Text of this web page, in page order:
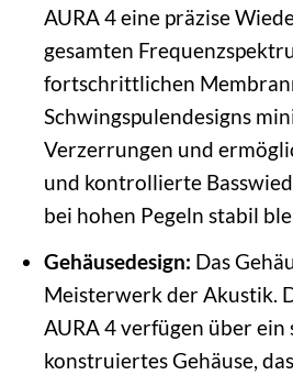
AURA 4 eine präzise
gesamten
fortschrittlichen
Schwingspulendesigns
Verzerrungen und
und kontrollierte
bei hohen Pegeln stabil
Gehäusedesign: Das
Meisterwerk der Akustik.
AURA 4 verfügen über
konstruiertes Gehäuse,